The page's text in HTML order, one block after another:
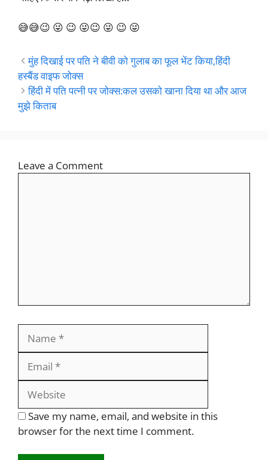
😅😅😉 😜 😉 😜😉 😜 😉 😜
मुंह दिखाई पर पति ने बीवी को गुलाब का फूल भेंट किया,हिंदी
हस्बैंड वाइफ जोक्स
हिंदी में पति पत्नी पर जोक्स:कल उसको खाना दिया था और आज
मुझे किताब
Leave a Comment
Save my name, email, and website in this
browser for the next time I comment.